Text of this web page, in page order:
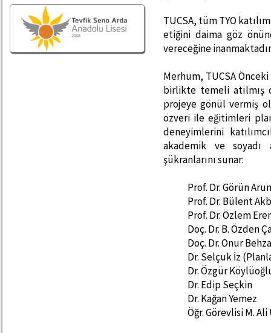
TUCSA, tüm TYO
etiğini daima göz
vereceğine
Merhum, TUCSA
birlikte temeli atılmış
projeye gönül vermiş
özveri ile eğitimleri
deneyimlerini
akademik ve
şükranlarını sunar:
Prof. Dr. Görün
Prof. Dr. Bülent
Prof. Dr. Özlem
Doç. Dr. B. Özden
Doç. Dr. Onur
Dr. Selçuk İz
Dr. Özgür
Dr. Edip Seçkin
Dr. Kağan Yemez
Öğr. Görevlisi M.